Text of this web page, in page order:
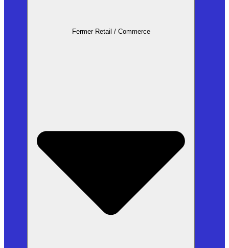
Fermer Retail / Commerce